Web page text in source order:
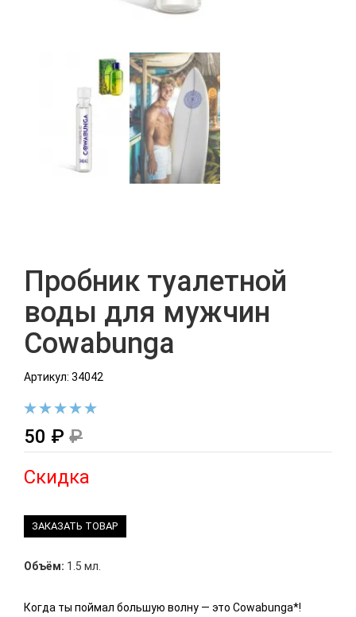
Пробник туалетной
воды для мужчин
Cowabunga
Артикул: 34042
50 ₽ ₽
Скидка
ЗАКАЗАТЬ ТОВАР
Объём: 1.5 мл.
Когда ты поймал большую волну — это Cowabunga*!